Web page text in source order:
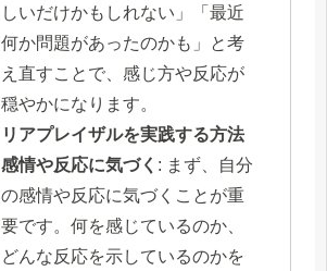
しいだけかもしれない」「最近
何か問題があったのかも」と考
え直すことで、感じ方や反応が
穏やかになります。
リアプレイザルを実践する方法
感情や反応に気づく : まず、自分
の感情や反応に気づくことが重
要です。何を感じているのか、
どんな反応を示しているのかを